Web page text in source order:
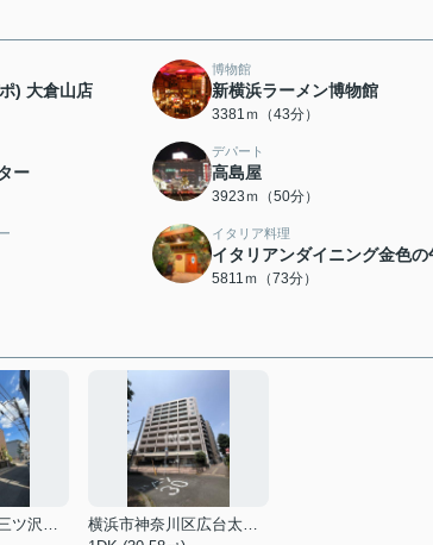
) 大倉山店
博物館
新横浜ラーメン博物館
3381ｍ（43分）
ー
デパート
高島屋
3923ｍ（50分）
イタリア料理
イタリアンダイニング金色の
5811ｍ（73分）
横浜市神奈川区三ツ沢上町
横浜市神奈川区広台太田町